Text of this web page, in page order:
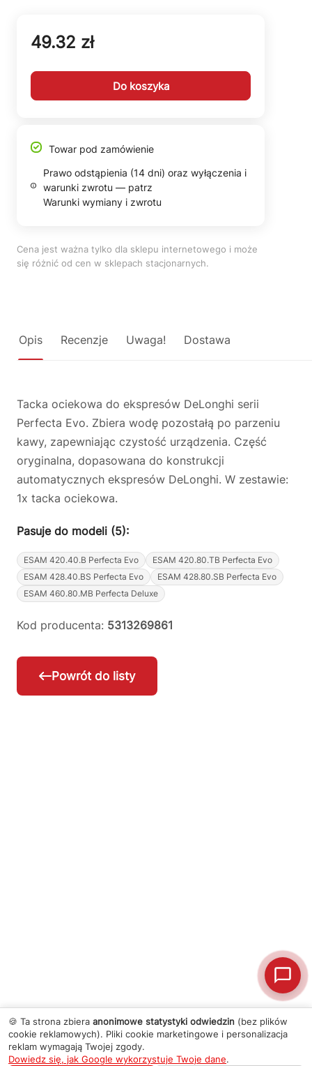
49.32 zł
Do koszyka
Towar pod zamówienie
Prawo odstąpienia (14 dni) oraz wyłączenia i
warunki zwrotu — patrz
Warunki wymiany i zwrotu
Cena jest ważna tylko dla sklepu internetowego i może
się różnić od cen w sklepach stacjonarnych.
Opis Recenzje Uwaga! Dostawa
Tacka ociekowa do ekspresów DeLonghi serii
Perfecta Evo. Zbiera wodę pozostałą po parzeniu
kawy, zapewniając czystość urządzenia. Część
oryginalna, dopasowana do konstrukcji
automatycznych ekspresów DeLonghi. W zestawie:
1x tacka ociekowa.
Pasuje do modeli (5):
ESAM 420.40.B Perfecta Evo
ESAM 420.80.TB Perfecta Evo
ESAM 428.40.BS Perfecta Evo
ESAM 428.80.SB Perfecta Evo
ESAM 460.80.MB Perfecta Deluxe
Kod producenta: 5313269861
Powrót do listy
🍪 Ta strona zbiera anonimowe statystyki odwiedzin (bez plików
cookie reklamowych). Pliki cookie marketingowe i personalizacja
reklam wymagają Twojej zgody.
Dowiedz się, jak Google wykorzystuje Twoje dane.